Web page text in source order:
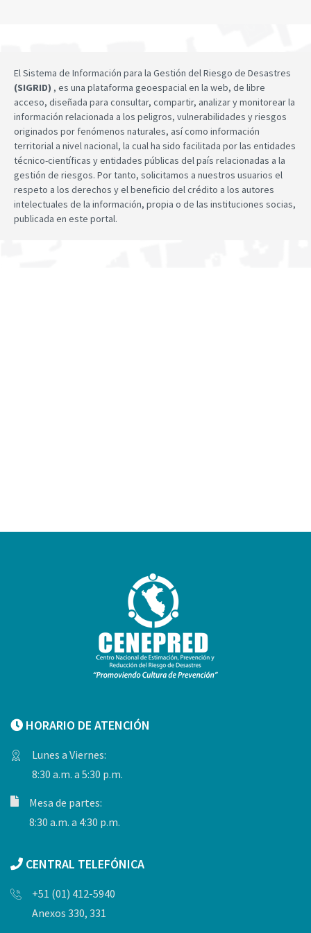
El Sistema de Información para la Gestión del Riesgo de Desastres
(SIGRID) , es una plataforma geoespacial en la web, de libre
acceso, diseñada para consultar, compartir, analizar y monitorear la
información relacionada a los peligros, vulnerabilidades y riesgos
originados por fenómenos naturales, así como información
territorial a nivel nacional, la cual ha sido facilitada por las entidades
técnico-científicas y entidades públicas del país relacionadas a la
gestión de riesgos. Por tanto, solicitamos a nuestros usuarios el
respeto a los derechos y el beneficio del crédito a los autores
intelectuales de la información, propia o de las instituciones socias,
publicada en este portal.
HORARIO DE ATENCIÓN
Lunes a Viernes:
8:30 a.m. a 5:30 p.m.
Mesa de partes:
8:30 a.m. a 4:30 p.m.
CENTRAL TELEFÓNICA
+51 (01) 412-5940
Anexos 330, 331